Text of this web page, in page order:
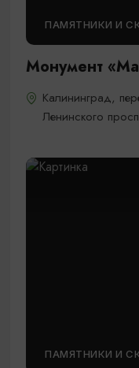
ПАМЯТНИКИ И
Монумент
Калининград,
Ленинского
ПАМЯТНИКИ И